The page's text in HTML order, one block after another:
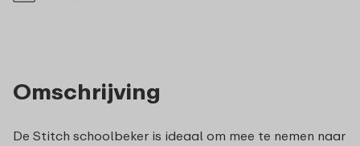
Omschrijving
De Stitch schoolbeker is ideaal om mee te nemen naar